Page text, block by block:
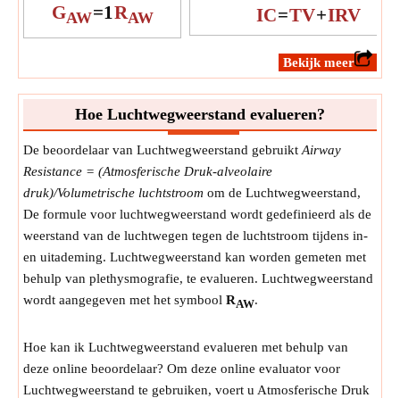
GAW=1RAW IC=TV+IRV
​Bekijk meer
Hoe Luchtwegweerstand evalueren?
De beoordelaar van Luchtwegweerstand gebruikt Airway
Resistance = (Atmosferische Druk-alveolaire
druk)/Volumetrische luchtstroom om de Luchtwegweerstand,
De formule voor luchtwegweerstand wordt gedefinieerd als de
weerstand van de luchtwegen tegen de luchtstroom tijdens in-
en uitademing. Luchtwegweerstand kan worden gemeten met
behulp van plethysmografie, te evalueren. Luchtwegweerstand
wordt aangegeven met het symbool RAW.
Hoe kan ik Luchtwegweerstand evalueren met behulp van
deze online beoordelaar? Om deze online evaluator voor
Luchtwegweerstand te gebruiken, voert u Atmosferische Druk